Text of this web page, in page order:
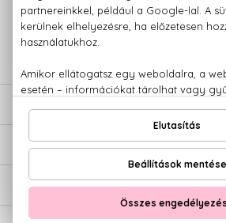
Kérdésed van, elakadtál? Hívd
779 1926
ÉRTÉKELÉSEK (0)
SZÁLLÍTÁS